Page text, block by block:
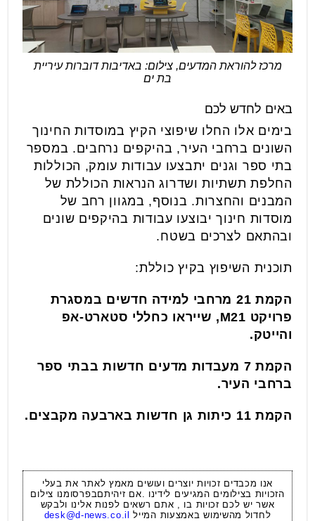
מרכז להוראת המדעים, צילום: באדיבות דוברות עיריית
בת ים
באים לחדש לכם
בימים אלו החלו שיפוצי הקיץ במוסדות החינוך
השונים ברחבי העיר, בהיקפים נרחבים. במספר
בתי ספר וגנים יתבצעו עבודות עומק, הכוללות
החלפת תשתיות ושדרוג הנראות הכוללת של
המבנים והחצרות. בנוסף, במגוון רחב של
מוסדות חינוך יבוצעו עבודות בהיקפים שונים
ובהתאם לצרכים בשטח.
תוכנית השיפוץ בקיץ כוללת:
הקמת 21 מרחבי למידה חדשים במסגרת
פרויקט M21, שייראו כחללי סטארט-אפ
והייטק.
הקמת 7 מעבדות מדעים חדשות בבתי ספר
ברחבי העיר.
הקמת 11 כיתות גן חדשות בארבעה מקבצים.
אנו מכבדים זכויות יוצרים ועושים מאמץ לאתר את בעלי
הזכויות בצילומים המגיעים לידינו .אם זיהיתםבפרסומנו צילום
אשר יש לכם זכויות בו , אתם רשאים לפנות אלינו ולבקש
לחדול מהשימוש באמצעות המייל desk@d-news.co.il